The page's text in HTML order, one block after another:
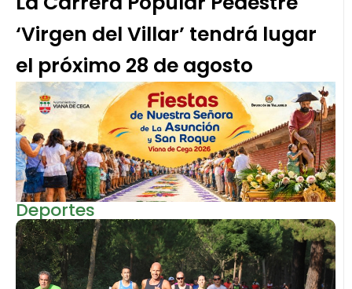
‘Virgen del Villar’ tendrá lugar
el próximo 28 de agosto
Deportes